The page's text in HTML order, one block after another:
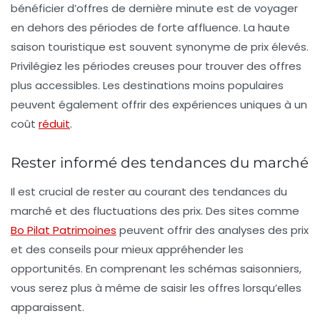
bénéficier d’offres de dernière minute est de voyager
en dehors des périodes de forte affluence. La haute
saison touristique est souvent synonyme de prix élevés.
Privilégiez les périodes creuses pour trouver des offres
plus accessibles. Les destinations moins populaires
peuvent également offrir des expériences uniques à un
coût réduit.
Rester informé des tendances du marché
Il est crucial de rester au courant des tendances du
marché et des fluctuations des prix. Des sites comme
Bo Pilat Patrimoines peuvent offrir des analyses des prix
et des conseils pour mieux appréhender les
opportunités. En comprenant les schémas saisonniers,
vous serez plus à même de saisir les offres lorsqu’elles
apparaissent.